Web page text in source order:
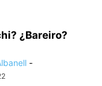
¿Bareiro?
-